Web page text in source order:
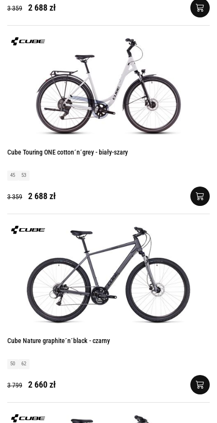
3 359 2 688 zł
Cube Touring ONE cotton´n´grey - biały-szary
45 53
3 359 2 688 zł
Cube Nature graphite´n´black - czarny
50 62
3 799 2 660 zł